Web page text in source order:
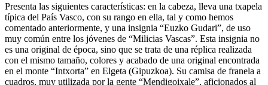
Presenta las siguientes características: en la cabeza, lleva una txapela
típica del País Vasco, con su rango en ella, tal y como hemos
comentado anteriormente, y una insignia “Euzko Gudari”, de uso
muy común entre los jóvenes de “Milicias Vascas”. Esta insignia no
es una original de época, sino que se trata de una réplica realizada
con el mismo tamaño, colores y acabado de una original encontrada
en el monte “Intxorta” en Elgeta (Gipuzkoa). Su camisa de franela a
cuadros, muy utilizada por la gente “Mendigoixale”, aficionados al